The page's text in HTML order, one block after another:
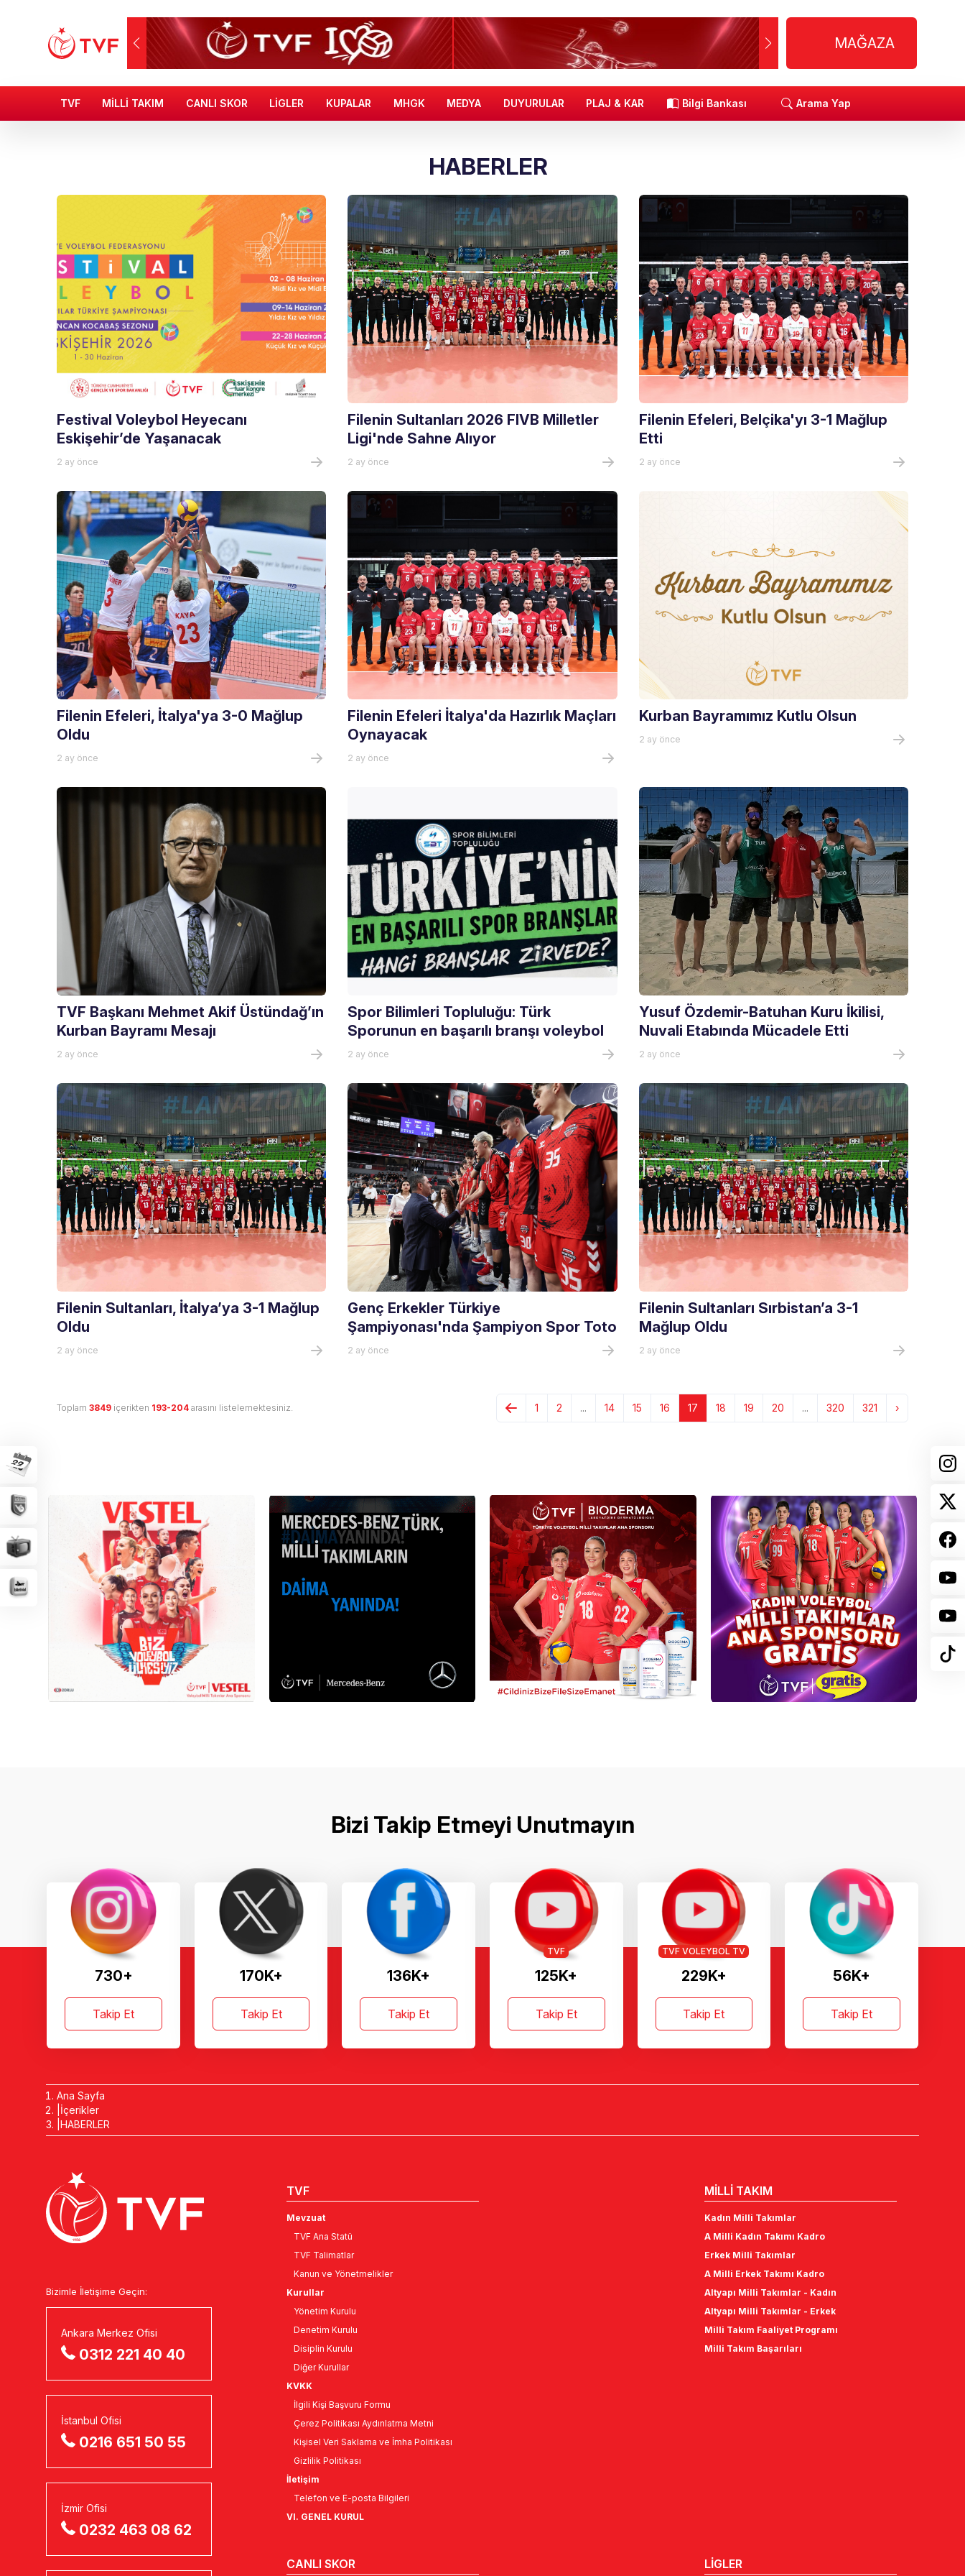
MAĞAZA
TVF MİLLİ TAKIM CANLI SKOR LİGLER KUPALAR MHGK MEDYA DUYURULAR PLAJ & KAR Bilgi Bankası Arama Yap
HABERLER
Festival Voleybol Heyecanı
Eskişehir’de Yaşanacak
2 ay önce
Filenin Sultanları 2026 FIVB Milletler
Ligi'nde Sahne Alıyor
2 ay önce
Filenin Efeleri, Belçika'yı 3-1 Mağlup
Etti
2 ay önce
Filenin Efeleri, İtalya'ya 3-0 Mağlup
Oldu
2 ay önce
Filenin Efeleri İtalya'da Hazırlık Maçları
Oynayacak
2 ay önce
Kurban Bayramımız Kutlu Olsun
2 ay önce
TVF Başkanı Mehmet Akif Üstündağ’ın
Kurban Bayramı Mesajı
2 ay önce
Spor Bilimleri Topluluğu: Türk
Sporunun en başarılı branşı voleybol
2 ay önce
Yusuf Özdemir-Batuhan Kuru İkilisi,
Nuvali Etabında Mücadele Etti
2 ay önce
Filenin Sultanları, İtalya’ya 3-1 Mağlup
Oldu
2 ay önce
Genç Erkekler Türkiye
Şampiyonası'nda Şampiyon Spor Toto
2 ay önce
Filenin Sultanları Sırbistan’a 3-1
Mağlup Oldu
2 ay önce
Toplam3849 içerikten 193-204 arasını listelemektesiniz. 1 2 ... 14 15 16 17 18 19 20 ... 320 321 ›
Bizi Takip Etmeyi Unutmayın
730+
Takip Et
170K+
Takip Et
136K+
Takip Et
125K+
TVF
Takip Et
229K+
TVF VOLEYBOL TV
Takip Et
56K+
Takip Et
Ana Sayfa
İçerikler
HABERLER
Bizimle İletişime Geçin:
Ankara Merkez Ofisi
0312 221 40 40
İstanbul Ofisi
0216 651 50 55
İzmir Ofisi
0232 463 08 62
TVF
Mevzuat
TVF Ana Statü
TVF Talimatlar
Kanun ve Yönetmelikler
Kurullar
Yönetim Kurulu
Denetim Kurulu
Disiplin Kurulu
Diğer Kurullar
KVKK
İlgili Kişi Başvuru Formu
Çerez Politikası Aydınlatma Metni
Kişisel Veri Saklama ve İmha Politikası
Gizlilik Politikası
İletişim
Telefon ve E-posta Bilgileri
VI. GENEL KURUL
MİLLİ TAKIM
Kadın Milli Takımlar
A Milli Kadın Takımı Kadro
Erkek Milli Takımlar
A Milli Erkek Takımı Kadro
Altyapı Milli Takımlar - Kadın
Altyapı Milli Takımlar - Erkek
Milli Takım Faaliyet Programı
Milli Takım Başarıları
CANLI SKOR LİGLER